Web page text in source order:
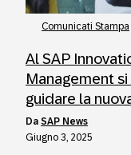
Comunicati Stampa
Al SAP
Management
guidare la
da SAP News
Giugno 3, 2025